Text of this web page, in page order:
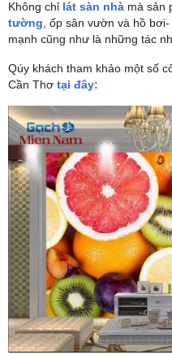
Không chỉ lát sàn nhà mà sản
tường , ốp sân vườn và hồ
mạnh cũng như là những tác
Qúy khách tham khảo một số
Cần Thơ tại đây: